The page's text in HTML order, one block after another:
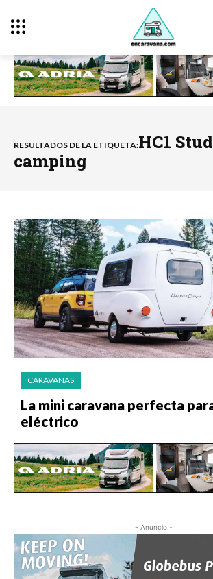
RESULTADOS DE LA ETIQUETA:HC1
camping
CARAVANAS
La mini caravana perfecta
eléctrico
- Anuncio -